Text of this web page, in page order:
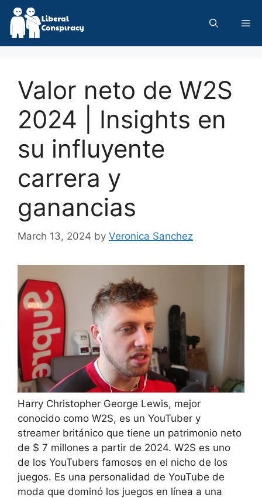
Skip
content
Valor neto de W2S
2024 | Insights en
su influyente
carrera y
ganancias
March 13, 2024 by Veronica Sanchez
Harry Christopher George Lewis, mejor
conocido como W2S, es un YouTuber y
streamer británico que tiene un patrimonio neto
de $ 7 millones a partir de 2024. W2S es uno
de los YouTubers famosos en el nicho de los
juegos. Es una personalidad de YouTube de
moda que dominó los juegos en línea a una